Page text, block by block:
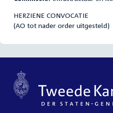
HERZIENE CONVOCATIE
(AO tot nader order uitgesteld)